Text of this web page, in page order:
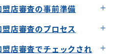
店審査の事前準備
店審査のプロセス
と提出
店審査でチェックされ